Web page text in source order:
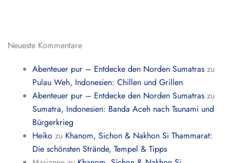
Neueste Kommentare
Abenteuer pur – Entdecke den Norden Sumatras zu
Pulau Weh, Indonesien: Chillen und Grillen
Abenteuer pur – Entdecke den Norden Sumatras zu
Sumatra, Indonesien: Banda Aceh nach Tsunami und
Bürgerkrieg
Heiko zu Khanom, Sichon & Nakhon Si Thammarat:
Die schönsten Strände, Tempel & Tipps